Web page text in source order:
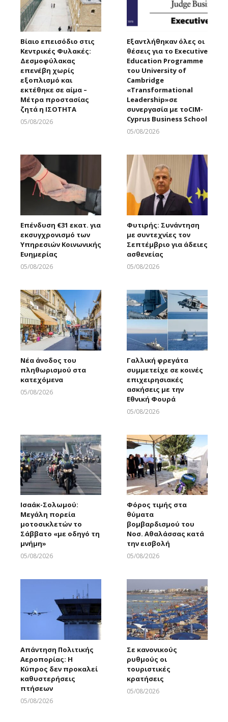
Βίαιο επεισόδιο στις
Κεντρικές Φυλακές:
Δεσμοφύλακας
επενέβη χωρίς
εξοπλισμό και
εκτέθηκε σε αίμα –
Μέτρα προστασίας
ζητά η ΙΣΟΤΗΤΑ
05/08/2026
Εξαντλήθηκαν όλες οι
θέσεις για το Executive
Education Programme
του University of
Cambridge
«Transformational
Leadership»σε
συνεργασία με τοCIM-
Cyprus Business School
05/08/2026
Επένδυση €31 εκατ. για
εκσυγχρονισμό των
Υπηρεσιών Κοινωνικής
Ευημερίας
05/08/2026
Φυτιρής: Συνάντηση
με συντεχνίες τον
Σεπτέμβριο για άδειες
ασθενείας
05/08/2026
Νέα άνοδος του
πληθωρισμού στα
κατεχόμενα
05/08/2026
Γαλλική φρεγάτα
συμμετείχε σε κοινές
επιχειρησιακές
ασκήσεις με την
Εθνική Φουρά
05/08/2026
Ισαάκ-Σολωμού:
Μεγάλη πορεία
μοτοσικλετών το
Σάββατο «με οδηγό τη
μνήμη»
05/08/2026
Φόρος τιμής στα
θύματα
βομβαρδισμού του
Νοσ. Αθαλάσσας κατά
την εισβολή
05/08/2026
Απάντηση Πολιτικής
Αεροπορίας: Η
Κύπρος δεν προκαλεί
καθυστερήσεις
πτήσεων
05/08/2026
Σε κανονικούς
ρυθμούς οι
τουριστικές
κρατήσεις
05/08/2026